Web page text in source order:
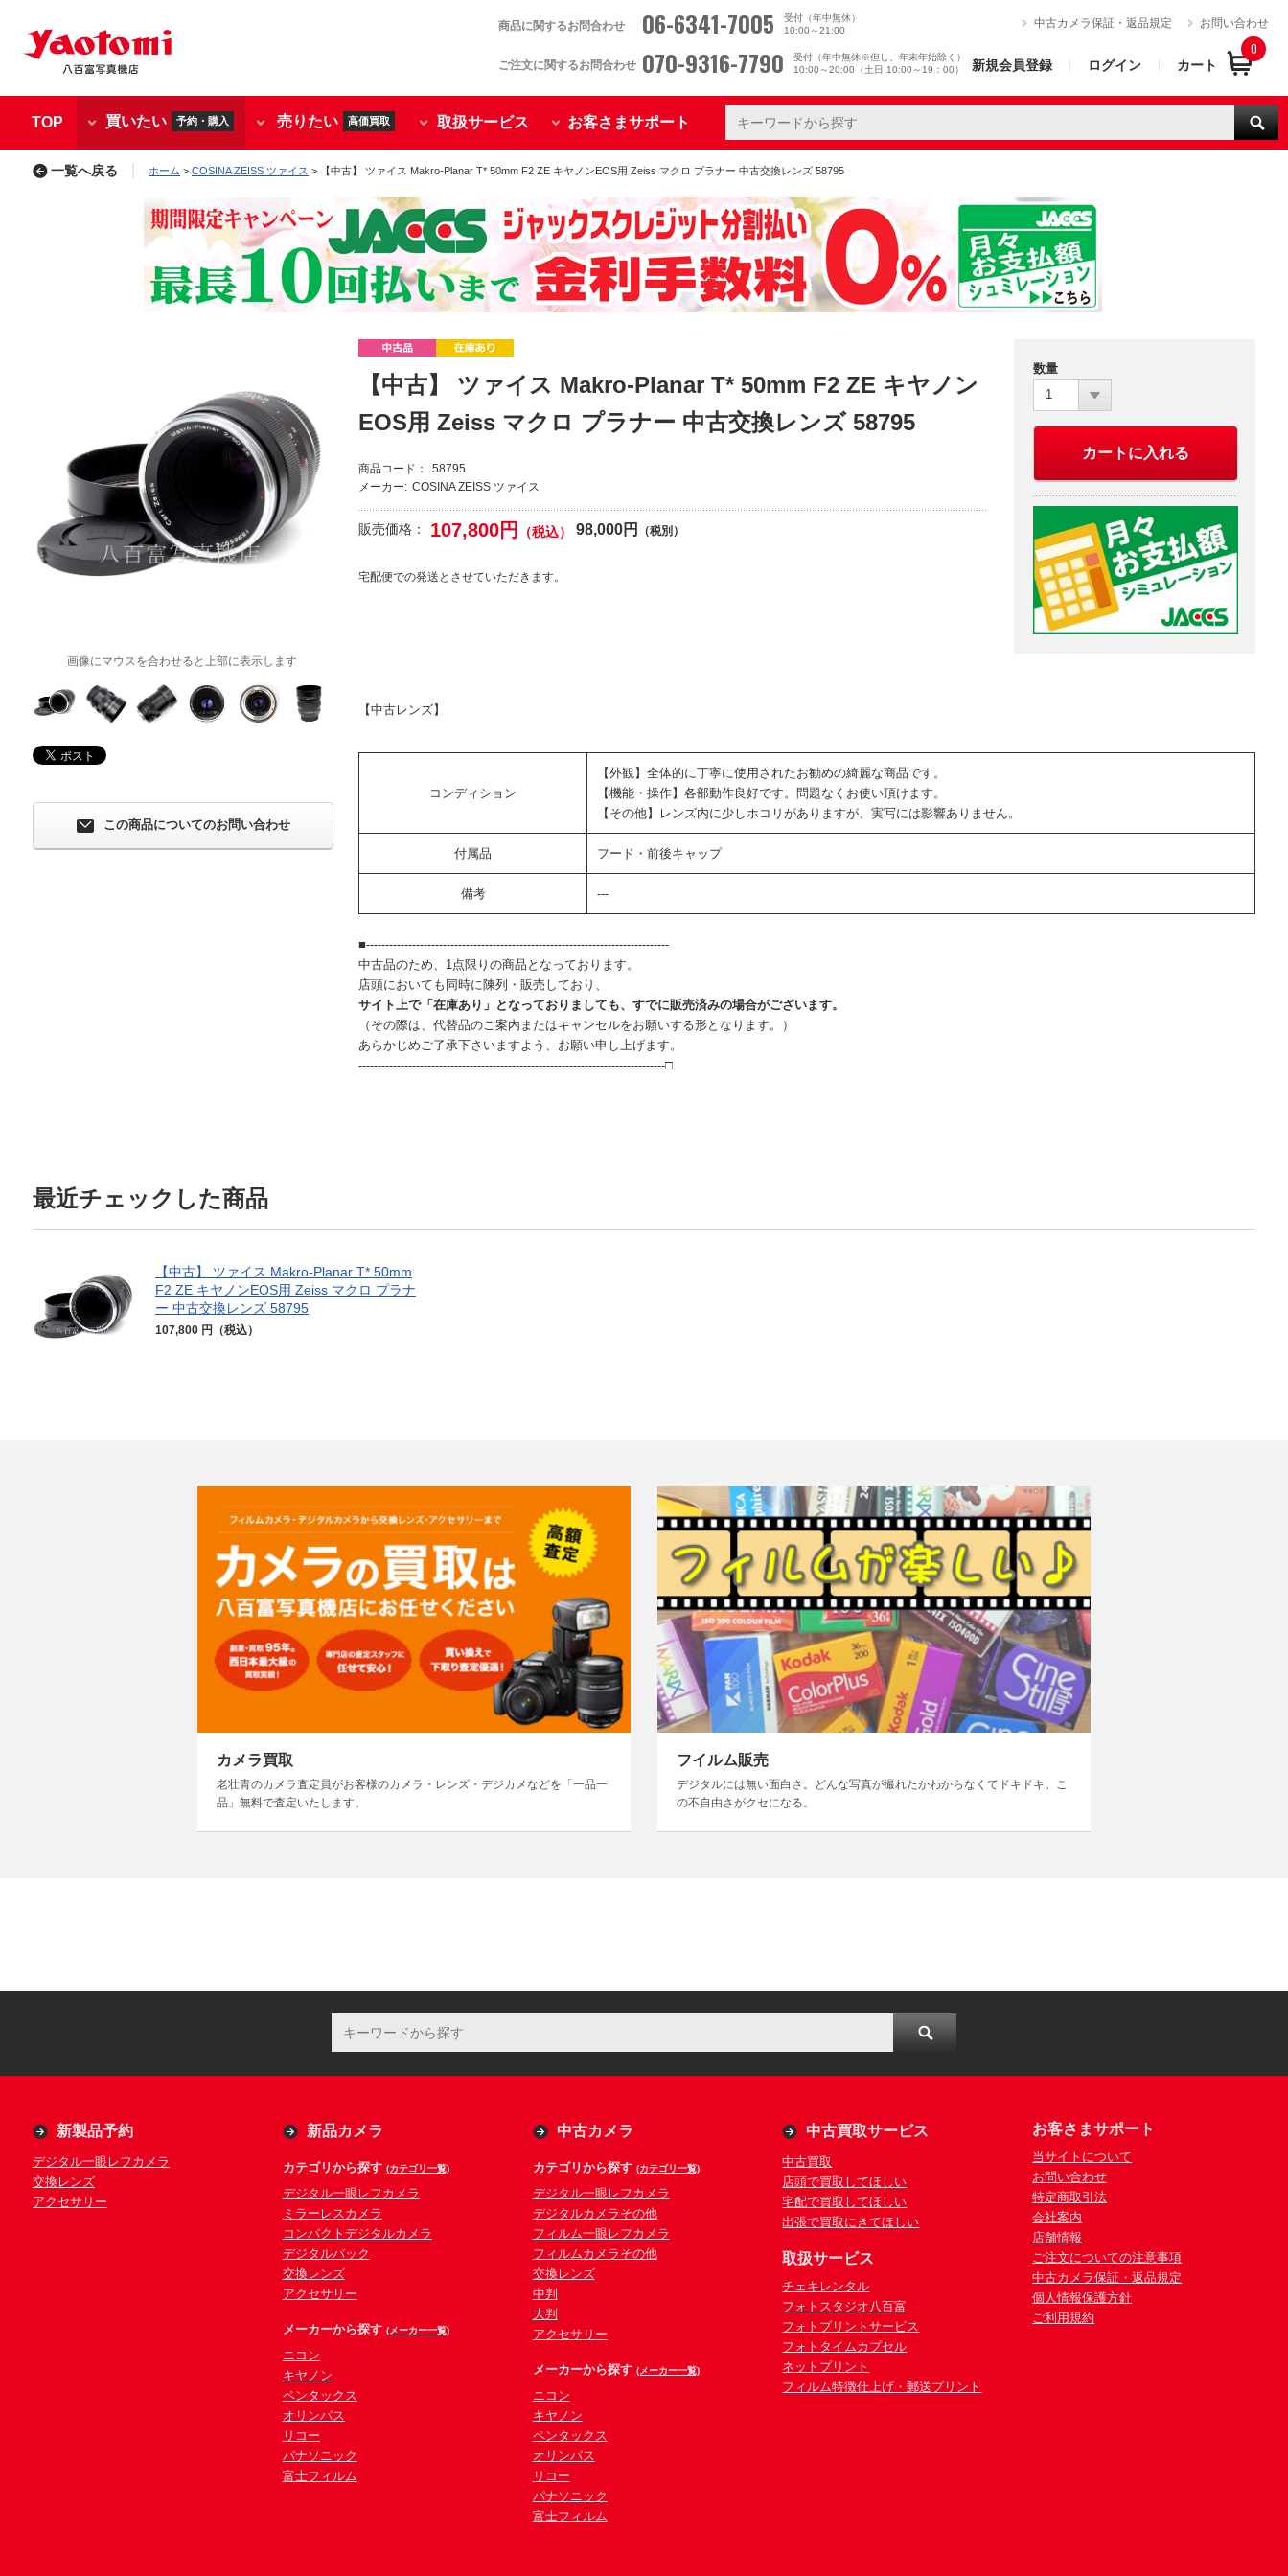
商品に関するお問合わせ 06-6341-7005
受付（年中無休）
10:00～21:00
ご注文に関するお問合わせ 070-9316-7790
受付（年中無休※但し、年末年始除く）
10:00～20:00（土日 10:00～19：00）
中古カメラ保証・返品規定 お問い合わせ
新規会員登録 ログイン カート
0
TOP 買いたい 予約・購入 売りたい 高価買取 取扱サービス お客さまサポート
一覧へ戻る ホーム > COSINA ZEISS ツァイス > 【中古】 ツァイス Makro-Planar T* 50mm F2 ZE キヤノンEOS用 Zeiss マクロ プラナー 中古交換レンズ 58795
【中古】 ツァイス Makro-Planar T* 50mm F2 ZE キヤノン
EOS用 Zeiss マクロ プラナー 中古交換レンズ 58795
商品コード：
58795
メーカー: COSINA ZEISS ツァイス
販売価格： 107,800円 （税込） 98,000円 （税別）
宅配便での発送とさせていただきます。
数量
1
カートに入れる
【中古レンズ】
コンディション
【外観】全体的に丁寧に使用されたお勧めの綺麗な商品です。
【機能・操作】各部動作良好です。問題なくお使い頂けます。
【その他】レンズ内に少しホコリがありますが、実写には影響ありません。
付属品 フード・前後キャップ
備考 ---
■-------------------------------------------------------------------------------
中古品のため、1点限りの商品となっております。
店頭においても同時に陳列・販売しており、
サイト上で「在庫あり」となっておりましても、すでに販売済みの場合がございます。
（その際は、代替品のご案内またはキャンセルをお願いする形となります。）
あらかじめご了承下さいますよう、お願い申し上げます。
--------------------------------------------------------------------------------□
画像にマウスを合わせると上部に表示します
この商品についてのお問い合わせ
最近チェックした商品
【中古】 ツァイス Makro-Planar T* 50mm
F2 ZE キヤノンEOS用 Zeiss マクロ プラナ
ー 中古交換レンズ 58795
107,800 円（税込）
カメラ買取
老壮青のカメラ査定員がお客様のカメラ・レンズ・デジカメなどを「一品一
品」無料で査定いたします。
フイルム販売
デジタルには無い面白さ。どんな写真が撮れたかわからなくてドキドキ。こ
の不自由さがクセになる。
新製品予約
デジタル一眼レフカメラ
交換レンズ
アクセサリー
新品カメラ
カテゴリから探す (カテゴリ一覧)
デジタル一眼レフカメラ
ミラーレスカメラ
コンパクトデジタルカメラ
デジタルバック
交換レンズ
アクセサリー
メーカーから探す (メーカー一覧)
ニコン
キヤノン
ペンタックス
オリンパス
リコー
パナソニック
富士フィルム
中古カメラ
カテゴリから探す (カテゴリ一覧)
デジタル一眼レフカメラ
デジタルカメラその他
フィルム一眼レフカメラ
フィルムカメラその他
交換レンズ
中判
大判
アクセサリー
メーカーから探す (メーカー一覧)
ニコン
キヤノン
ペンタックス
オリンパス
リコー
パナソニック
富士フィルム
中古買取サービス
中古買取
店頭で買取してほしい
宅配で買取してほしい
出張で買取にきてほしい
取扱サービス
チェキレンタル
フォトスタジオ八百富
フォトプリントサービス
フォトタイムカプセル
ネットプリント
フィルム特徴仕上げ・郵送プリント
お客さまサポート
当サイトについて
お問い合わせ
特定商取引法
会社案内
店舗情報
ご注文についての注意事項
中古カメラ保証・返品規定
個人情報保護方針
ご利用規約